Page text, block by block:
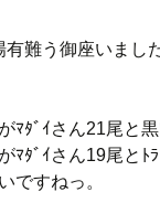
難う御座いました
ﾏﾀﾞｲさん21尾と
ﾏﾀﾞｲさん19尾とﾄ
ですねっ。